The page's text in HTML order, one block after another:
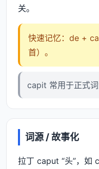
关。
快速记忆：de +
首）。
capit 常用于正式词
词源 / 故事化
拉丁 caput “头”，如